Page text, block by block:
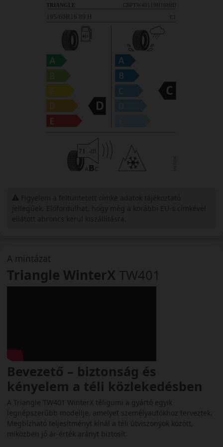
A mintázat
Triangle WinterX TW401
Bevezető – biztonság és
kényelem a téli közlekedésben
A Triangle TW401 WinterX téligumi a gyártó egyik
legnépszerűbb modellje, amelyet személyautókhoz terveztek.
Megbízható teljesítményt kínál a téli útviszonyok között,
miközben jó ár-érték arányt biztosít.